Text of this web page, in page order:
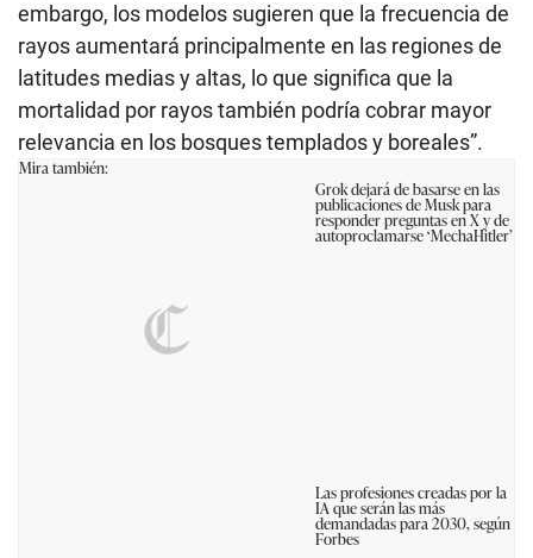
embargo, los modelos sugieren que la frecuencia de
rayos aumentará principalmente en las regiones de
latitudes medias y altas, lo que significa que la
mortalidad por rayos también podría cobrar mayor
relevancia en los bosques templados y boreales”.
Mira también:
Grok dejará de basarse en las
publicaciones de Musk para
responder preguntas en X y de
autoproclamarse ‘MechaHitler’
Las profesiones creadas por la
IA que serán las más
demandadas para 2030, según
Forbes